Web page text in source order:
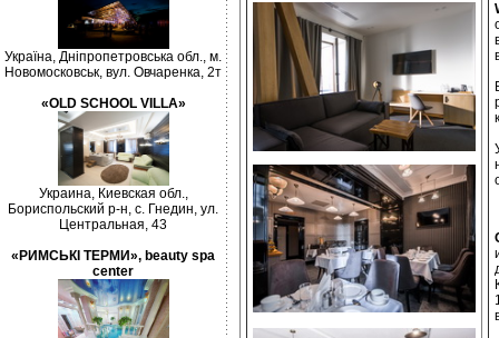
Україна, Дніпропетровська обл., м.
Новомосковськ, вул. Овчаренка, 2т
«OLD SCHOOL VILLA»
Украина, Киевская обл.,
Бориспольский р-н, с. Гнедин, ул.
Центральная, 43
«РИМСЬКІ ТЕРМИ», beauty spa
center